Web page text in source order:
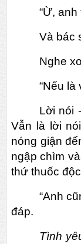
“Ừ,
Và bác
Nghe
“Nếu
Lời nói
Vẫn là lời
nóng giận
ngập chìm
thứ thuốc
“Anh
đáp.
Tình